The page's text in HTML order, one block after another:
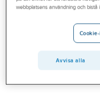
Branscher
webbplatsens användning och
Avvisa alla